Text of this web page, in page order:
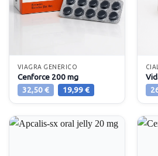
VIAGRA GENERICO
Cenforce 200 mg
32,50€
Il
prezzo
originale
32,50 €.
19,99€ Il
prezzo
attuale
19,99 €.